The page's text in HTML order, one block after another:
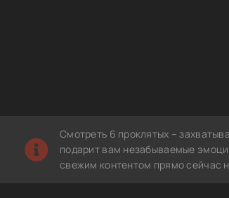
Смотреть 6 проклятых –
подарит вам незабываемые
свежим контентом прямо сейчас